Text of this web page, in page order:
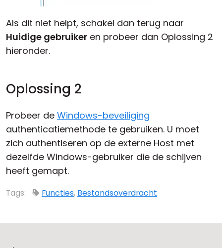
Als dit niet helpt, schakel dan terug naar
Huidige gebruiker en probeer dan Oplossing 2
hieronder.
Oplossing 2
Probeer de Windows-beveiliging
authenticatiemethode te gebruiken. U moet
zich authentiseren op de externe Host met
dezelfde Windows-gebruiker die de schijven
heeft gemapt.
Tags: Functies, Bestandsoverdracht